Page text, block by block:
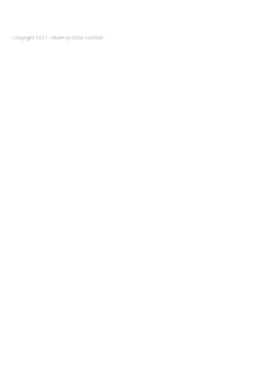
Copyright 2021 - Made by Oskar Łoziński